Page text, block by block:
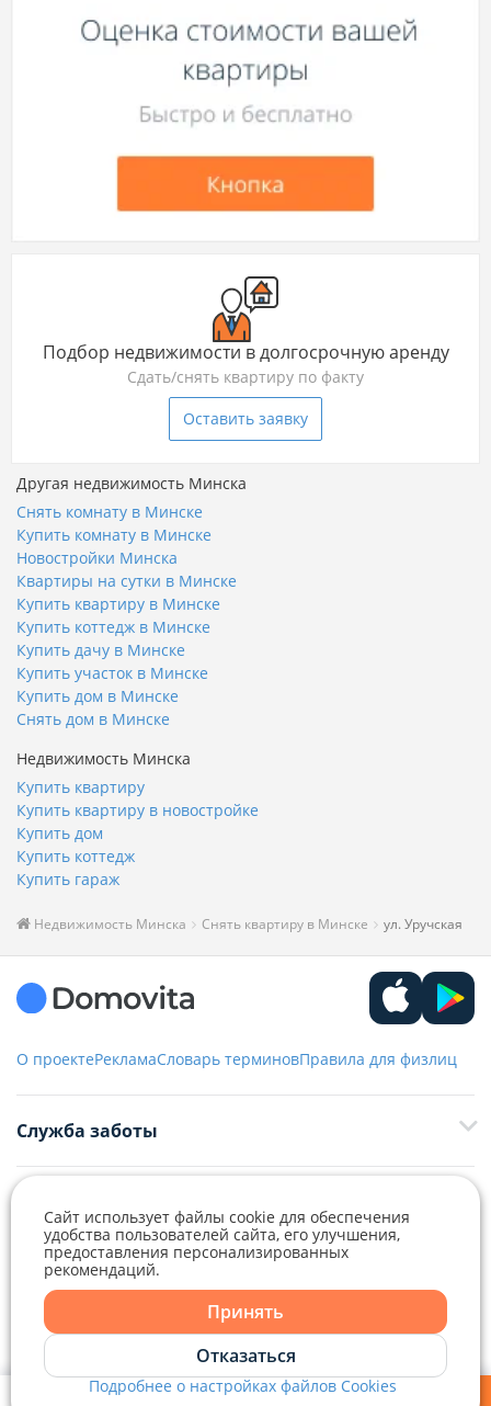
Telegram
Подбор недвижимости в долгосрочную аренду
Сдать/снять квартиру по факту
Оставить заявку
Другая недвижимость Минска
Снять комнату в Минске
Купить комнату в Минске
Новостройки Минска
Квартиры на сутки в Минске
Купить квартиру в Минске
Купить коттедж в Минске
Купить дачу в Минске
Купить участок в Минске
Купить дом в Минске
Снять дом в Минске
Недвижимость Минска
Купить квартиру
Купить квартиру в новостройке
Купить дом
Купить коттедж
Купить гараж
Недвижимость Минска Снять квартиру в Минске ул. Уручская
О проектеРекламаСловарь терминовПравила для физлиц
Служба заботы
+375 29 376-13-70
editor@domovita.by
Мы принимаем звонки и отвечаем на письма в будние дни с 9:00 до
18:00.
+375 29 563-15-61 Кристина Филюта
kb@domovita.by
+375 29 179-11-28 Владислав Гладченко
vg@domovita.by
Контакты
ООО «Аниксмедиа» УНП 191299645, Юридический адрес: 220053, г.
Минск, Старовиленский тракт 87, офис 303
Справочный центр
Сайт использует файлы cookie для обеспечения
удобства пользователей сайта, его улучшения,
предоставления персонализированных
рекомендаций.
Принять
Отказаться
Подробнее о настройках файлов Cookies